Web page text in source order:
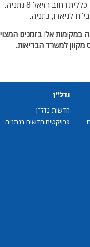
אלו בזמנים
מקוון למשרד הבריאות.
נדל"ן
חדשות נדל"ן
פרויקטים חדשים בנתניה